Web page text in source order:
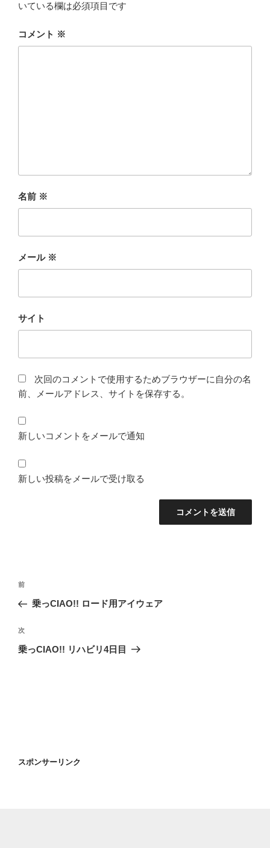
いている欄は必須項目です
コメント ※
名前 ※
メール ※
サイト
次回のコメントで使用するためブラウザーに自分の名
前、メールアドレス、サイトを保存する。
新しいコメントをメールで通知
新しい投稿をメールで受け取る
投
ビ
ゲ
過
去
投
稿
前
乗っCIAO!! ロード用アイウェア
次
の
次
乗っCIAO!! リハビリ4日目
スポンサーリンク